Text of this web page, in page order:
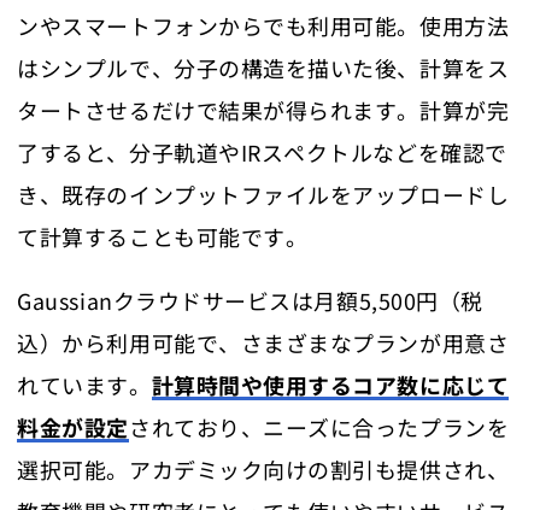
ンやスマートフォンからでも利用可能。使用方法
はシンプルで、分子の構造を描いた後、計算をス
タートさせるだけで結果が得られます。計算が完
了すると、分子軌道やIRスペクトルなどを確認で
き、既存のインプットファイルをアップロードし
て計算することも可能です。
Gaussianクラウドサービスは月額5,500円（税
込）から利用可能で、さまざまなプランが用意さ
れています。 計算時間や使用するコア数に応じて
料金が設定されており、ニーズに合ったプランを
選択可能。アカデミック向けの割引も提供され、